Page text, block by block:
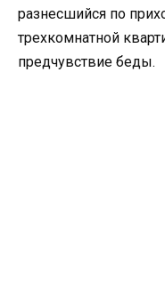
разнесшийся по
трехкомнатной
предчувствие беды.